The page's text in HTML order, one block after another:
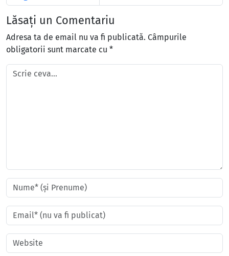
Lăsați un Comentariu
Adresa ta de email nu va fi publicată. Câmpurile
obligatorii sunt marcate cu *